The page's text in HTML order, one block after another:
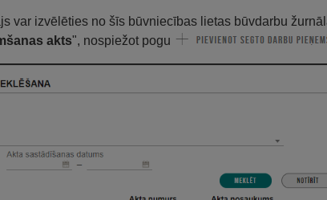
var izvēlēties no šīs būvniecības lietas būvdarbu
akts", nospiežot pogu